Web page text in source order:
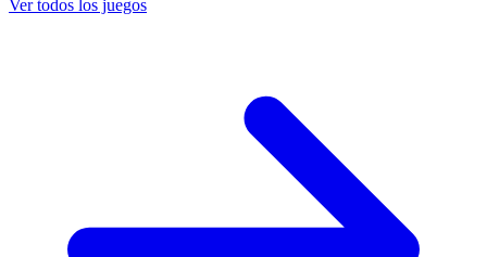
Ver todos los juegos